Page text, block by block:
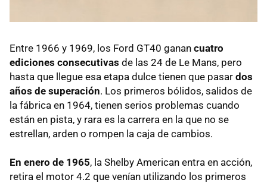
Entre 1966 y 1969, los Ford GT40 ganan cuatro
ediciones consecutivas de las 24 de Le Mans, pero
hasta que llegue esa etapa dulce tienen que pasar dos
años de superación. Los primeros bólidos, salidos de
la fábrica en 1964, tienen serios problemas cuando
están en pista, y rara es la carrera en la que no se
estrellan, arden o rompen la caja de cambios.
En enero de 1965, la Shelby American entra en acción,
retira el motor 4.2 que venían utilizando los primeros